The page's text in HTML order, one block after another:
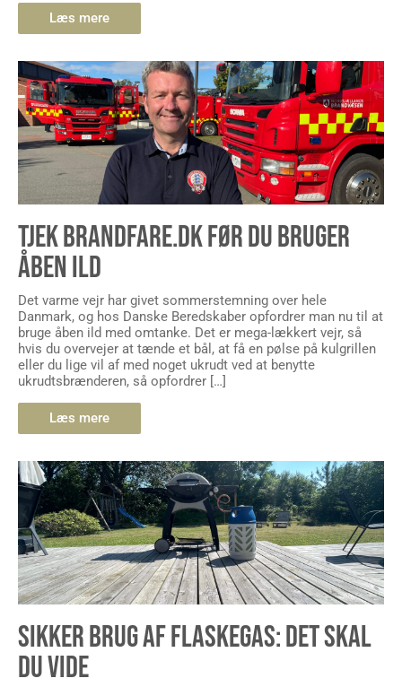
Læs mere
TJEK BRANDFARE.DK FØR DU BRUGER
ÅBEN ILD
Det varme vejr har givet sommerstemning over hele
Danmark, og hos Danske Beredskaber opfordrer man nu til at
bruge åben ild med omtanke. Det er mega-lækkert vejr, så
hvis du overvejer at tænde et bål, at få en pølse på kulgrillen
eller du lige vil af med noget ukrudt ved at benytte
ukrudtsbrænderen, så opfordrer […]
Læs mere
SIKKER BRUG AF FLASKEGAS: DET SKAL
DU VIDE